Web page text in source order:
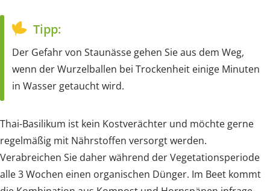
Tipp:
Der Gefahr von Staunässe gehen Sie aus dem Weg,
wenn der Wurzelballen bei Trockenheit einige Minuten
in Wasser getaucht wird.
Thai-Basilikum ist kein Kostverächter und möchte gerne
regelmäßig mit Nährstoffen versorgt werden.
Verabreichen Sie daher während der Vegetationsperiode
alle 3 Wochen einen organischen Dünger. Im Beet kommt